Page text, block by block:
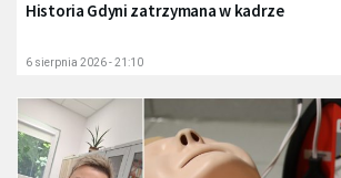
Historia Gdyni zatrzymana w kadrze
6 sierpnia 2026 - 21:10